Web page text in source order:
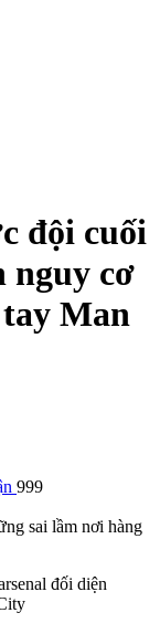
đội cuối
nguy cơ
Man
999
sai lầm nơi hàng